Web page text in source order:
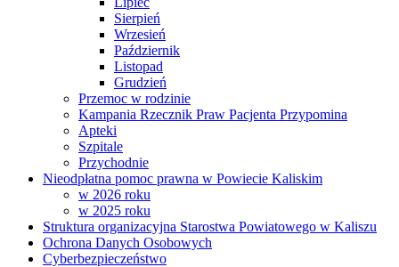
Sierpień
Wrzesień
Październik
Listopad
Grudzień
Przemoc w rodzinie
Kampania Rzecznik Praw Pacjenta Przypomina
Apteki
Szpitale
Przychodnie
Nieodpłatna pomoc prawna w Powiecie Kaliskim
w 2026 roku
w 2025 roku
Struktura organizacyjna Starostwa Powiatowego w Kaliszu
Ochrona Danych Osobowych
Cyberbezpieczeństwo